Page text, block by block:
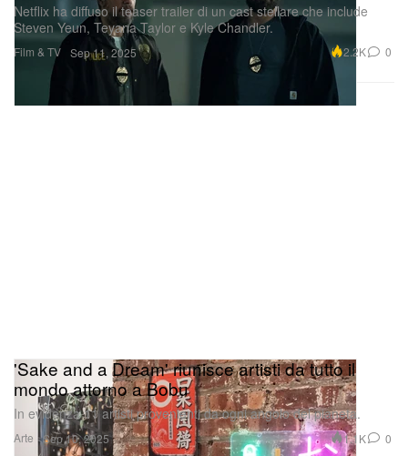
Film & TV
Netflix ha diffuso il teaser trailer di un cast stellare che include
Steven Yeun, Teyana Taylor e Kyle Chandler.
Sep 11, 2025 2.2K 0
Arte
'Sake and a Dream' riunisce artisti da tutto il
mondo attorno a Bobu
In evidenza 11 artisti provenienti da ogni angolo del pianeta.
Sep 10, 2025 1.1K 0